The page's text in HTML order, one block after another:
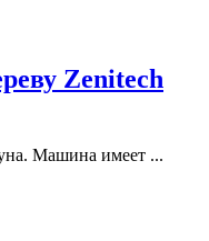
Zenitech
Машина имеет ...